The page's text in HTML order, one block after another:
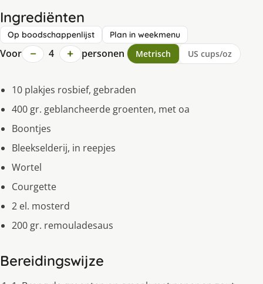
Ingrediënten
Op boodschappenlijst Plan in weekmenu
Voor − 4 + personen Metrisch US cups/oz
10 plakjes rosbief, gebraden
400 gr. geblancheerde groenten, met oa
Boontjes
Bleekselderij, in reepjes
Wortel
Courgette
2 el. mosterd
200 gr. remouladesaus
Bereidingswijze